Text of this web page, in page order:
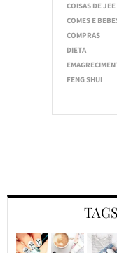
COISAS DE JEE
COMES E
COMPRAS
DIETA
FENG SHUI